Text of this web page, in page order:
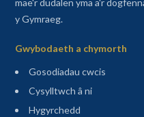
mae'r dudalen yma a'r
y Gymraeg.
Gwybodaeth a chymorth
Gosodiadau cwcis
Cysylltwch â ni
Hygyrchedd